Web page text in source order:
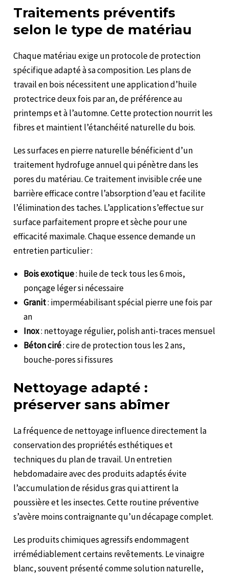
Traitements préventifs
selon le type de matériau
Chaque matériau exige un protocole de protection
spécifique adapté à sa composition. Les plans de
travail en bois nécessitent une application d’huile
protectrice deux fois par an, de préférence au
printemps et à l’automne. Cette protection nourrit les
fibres et maintient l’étanchéité naturelle du bois.
Les surfaces en pierre naturelle bénéficient d’un
traitement hydrofuge annuel qui pénètre dans les
pores du matériau. Ce traitement invisible crée une
barrière efficace contre l’absorption d’eau et facilite
l’élimination des taches. L’application s’effectue sur
surface parfaitement propre et sèche pour une
efficacité maximale. Chaque essence demande un
entretien particulier :
Bois exotique: huile de teck tous les 6 mois,
ponçage léger si nécessaire
Granit: imperméabilisant spécial pierre une fois par
an
Inox: nettoyage régulier, polish anti-traces mensuel
Béton ciré: cire de protection tous les 2 ans,
bouche-pores si fissures
Nettoyage adapté :
préserver sans abîmer
La fréquence de nettoyage influence directement la
conservation des propriétés esthétiques et
techniques du plan de travail. Un entretien
hebdomadaire avec des produits adaptés évite
l’accumulation de résidus gras qui attirent la
poussière et les insectes. Cette routine préventive
s’avère moins contraignante qu’un décapage complet.
Les produits chimiques agressifs endommagent
irrémédiablement certains revêtements. Le vinaigre
blanc, souvent présenté comme solution naturelle,